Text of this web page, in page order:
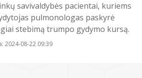
savivaldybės pacientai, kuriems
pulmonologas paskyrė
stebimą trumpo gydymo kursą.
2024-08-22 09:39